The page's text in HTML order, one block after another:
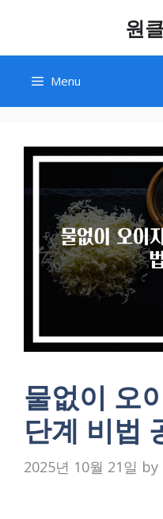
content
원
Menu
물없이 오
단계 비법
2025년 10월 21일 by